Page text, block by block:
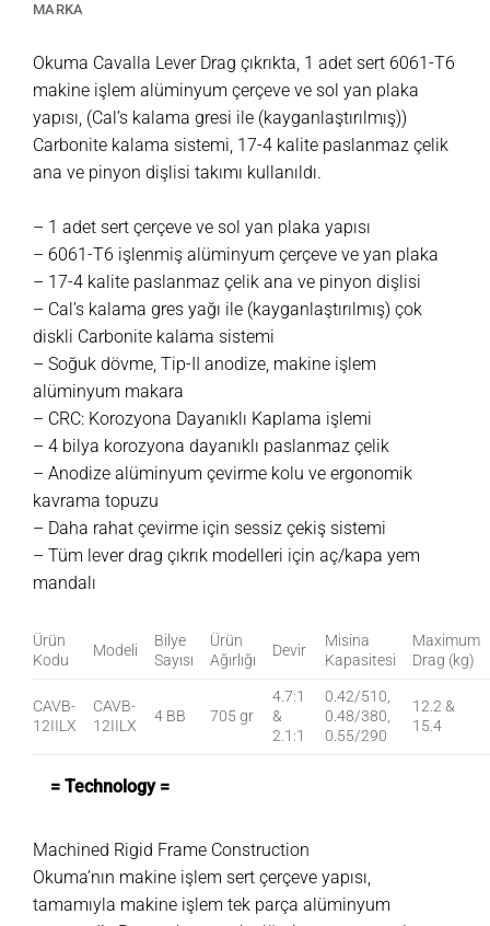
MARKA
Okuma Cavalla Lever Drag çıkrıkta, 1 adet sert 6061-T6
makine işlem alüminyum çerçeve ve sol yan plaka
yapısı, (Cal’s kalama gresi ile (kayganlaştırılmış))
Carbonite kalama sistemi, 17-4 kalite paslanmaz çelik
ana ve pinyon dişlisi takımı kullanıldı.
– 1 adet sert çerçeve ve sol yan plaka yapısı
– 6061-T6 işlenmiş alüminyum çerçeve ve yan plaka
– 17-4 kalite paslanmaz çelik ana ve pinyon dişlisi
– Cal’s kalama gres yağı ile (kayganlaştırılmış) çok
diskli Carbonite kalama sistemi
– Soğuk dövme, Tip-II anodize, makine işlem
alüminyum makara
– CRC: Korozyona Dayanıklı Kaplama işlemi
– 4 bilya korozyona dayanıklı paslanmaz çelik
– Anodize alüminyum çevirme kolu ve ergonomik
kavrama topuzu
– Daha rahat çevirme için sessiz çekiş sistemi
– Tüm lever drag çıkrık modelleri için aç/kapa yem
mandalı
Ürün
Kodu
Modeli
Bilye
Sayısı
Ürün
Ağırlığı
Devir
Misina
Kapasitesi
Maximum
Drag (kg)
CAVB-
12IILX
CAVB-
12IILX
4 BB 705 gr
4.7:1
&
2.1:1
0.42/510,
0.48/380,
0.55/290
12.2 &
15.4
= Technology =
Machined Rigid Frame Construction
Okuma’nın makine işlem sert çerçeve yapısı,
tamamıyla makine işlem tek parça alüminyum